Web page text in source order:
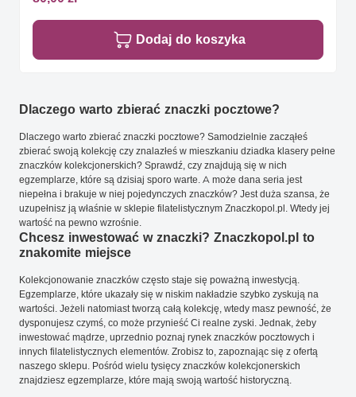
Dodaj do koszyka
Dlaczego warto zbierać znaczki pocztowe?
Dlaczego warto zbierać znaczki pocztowe? Samodzielnie zacząłeś
zbierać swoją kolekcję czy znalazłeś w mieszkaniu dziadka klasery pełne
znaczków kolekcjonerskich? Sprawdź, czy znajdują się w nich
egzemplarze, które są dzisiaj sporo warte. A może dana seria jest
niepełna i brakuje w niej pojedynczych znaczków? Jest duża szansa, że
uzupełnisz ją właśnie w sklepie filatelistycznym Znaczkopol.pl. Wtedy jej
wartość na pewno wzrośnie.
Chcesz inwestować w znaczki? Znaczkopol.pl to
znakomite miejsce
Kolekcjonowanie znaczków często staje się poważną inwestycją.
Egzemplarze, które ukazały się w niskim nakładzie szybko zyskują na
wartości. Jeżeli natomiast tworzą całą kolekcję, wtedy masz pewność, że
dysponujesz czymś, co może przynieść Ci realne zyski. Jednak, żeby
inwestować mądrze, uprzednio poznaj rynek znaczków pocztowych i
innych filatelistycznych elementów. Zrobisz to, zapoznając się z ofertą
naszego sklepu. Pośród wielu tysięcy znaczków kolekcjonerskich
znajdziesz egzemplarze, które mają swoją wartość historyczną.